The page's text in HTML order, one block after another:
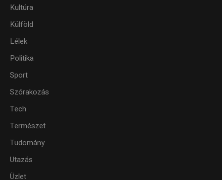
Kultúra
Külföld
Lélek
Politika
Sport
Szórakozás
Tech
Természet
Tudomány
Utazás
Üzlet